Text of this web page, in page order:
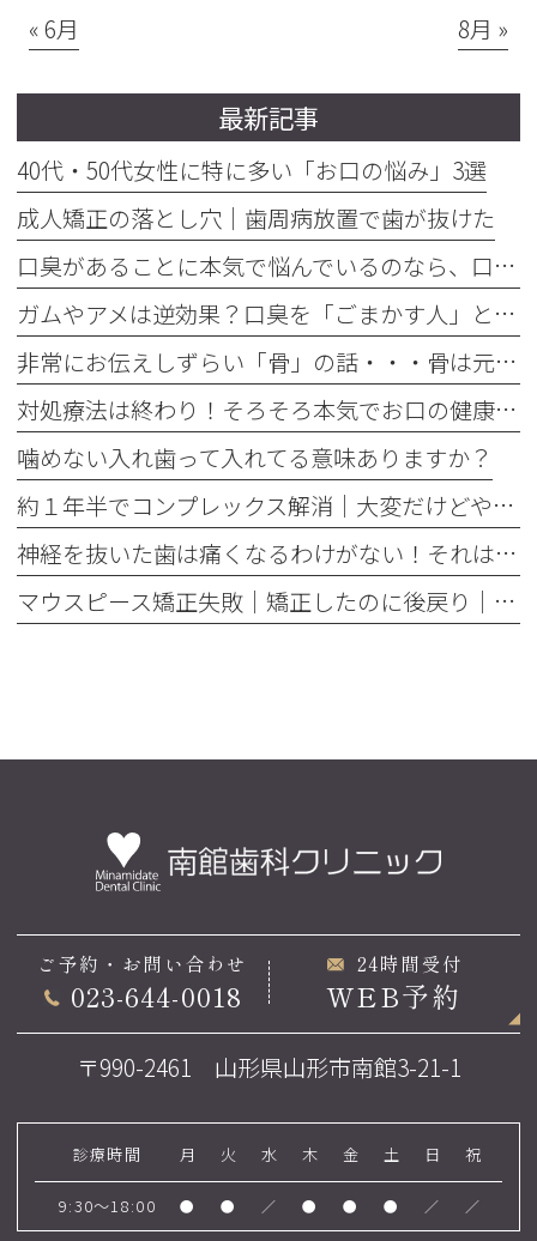
« 6月 8月 »
最新記事
40代・50代女性に特に多い「お口の悩み」3選
成人矯正の落とし穴｜歯周病放置で歯が抜けた
口臭があることに本気で悩んでいるのなら、口臭を本気で治そう
ガムやアメは逆効果？口臭を「ごまかす人」と「治す人」の決定的な違い
非常にお伝えしずらい「骨」の話・・・骨は元には戻せない？
対処療法は終わり！そろそろ本気でお口の健康とは何かを考えませんか
噛めない入れ歯って入れてる意味ありますか？
約１年半でコンプレックス解消｜大変だけどやって良かった歯の矯正治療
神経を抜いた歯は痛くなるわけがない！それは嘘です
マウスピース矯正失敗｜矯正したのに後戻り｜最近よく聞くけどそれってなんで？
ご予約・お問い合わせ
023-644-0018
24時間受付
WEB予約
〒990-2461 山形県山形市南館3-21-1
診療時間 月 火 水 木 金 土 日 祝
9:30～18:00 ● ● ／ ● ● ● ／ ／